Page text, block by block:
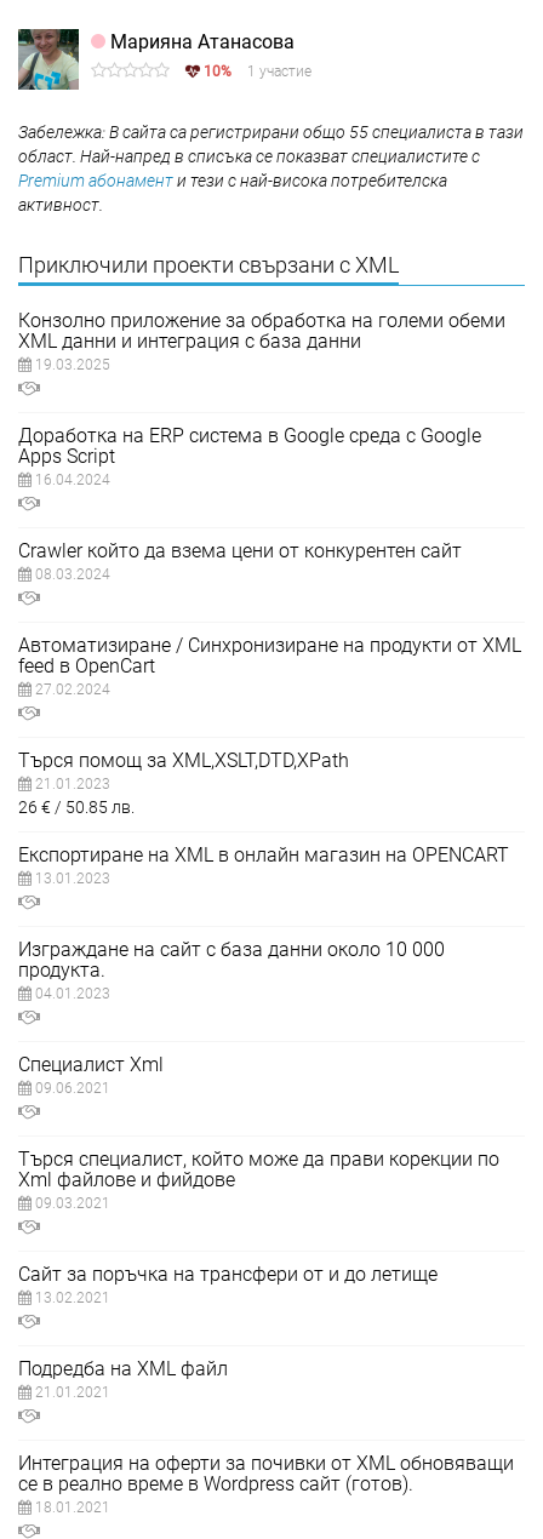
Марияна Атанасова
10% 1 участие
Забележка: В сайта са регистрирани общо 55 специалиста в тази
област. Най-напред в списъка се показват специалистите с
Premium абонаменти тези с най-висока потребителска
активност.
Приключили проекти свързани с XML
Конзолно приложение за обработка на големи обеми
XML данни и интеграция с база данни
19.03.2025
Доработка на ERP система в Google среда с Google
Apps Script
16.04.2024
Crawler който да взема цени от конкурентен сайт
08.03.2024
Автоматизиране / Синхронизиране на продукти от XML
feed в OpenCart
27.02.2024
Търся помощ за XML,XSLT,DTD,XPath
21.01.2023
26 € 50.85 лв.
Експортиране на XML в онлайн магазин на OPENCART
13.01.2023
Изграждане на сайт с база данни около 10 000
продукта.
04.01.2023
Специалист Xml
09.06.2021
Търся специалист, който може да прави корекции по
Xml файлове и фийдове
09.03.2021
Сайт за поръчка на трансфери от и до летище
13.02.2021
Подредба на XML файл
21.01.2021
Интеграция на оферти за почивки от XML обновяващи
се в реално време в Wordpress сайт (готов).
18.01.2021